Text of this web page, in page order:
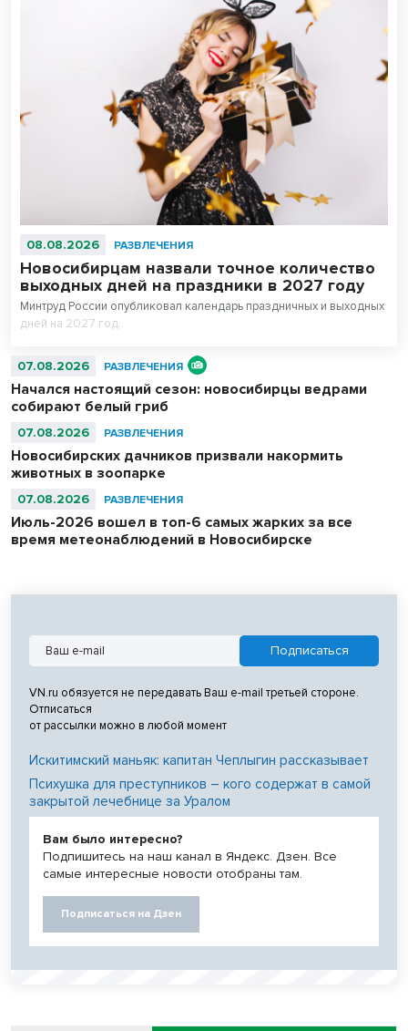
08.08.2026 РАЗВЛЕЧЕНИЯ
Новосибирцам назвали точное количество
выходных дней на праздники в 2027 году
Минтруд России опубликовал календарь праздничных и выходных
дней на 2027 год.
07.08.2026 РАЗВЛЕЧЕНИЯ
Начался настоящий сезон: новосибирцы ведрами
собирают белый гриб
07.08.2026 РАЗВЛЕЧЕНИЯ
Новосибирских дачников призвали накормить
животных в зоопарке
07.08.2026 РАЗВЛЕЧЕНИЯ
Июль-2026 вошел в топ-6 самых жарких за все
время метеонаблюдений в Новосибирске
VN.ru обязуется не передавать Ваш e-mail третьей стороне.
Отписаться
от рассылки можно в любой момент
Искитимский маньяк: капитан Чеплыгин рассказывает
Психушка для преступников – кого содержат в самой
закрытой лечебнице за Уралом
Вам было интересно?
Подпишитесь на наш канал в Яндекс. Дзен. Все
самые интересные новости отобраны там.
Подписаться на Дзен